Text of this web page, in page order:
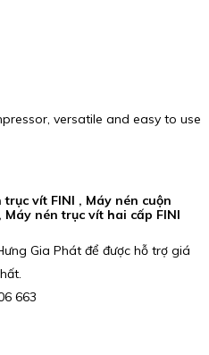
versatile and easy to use
vít FINI , Máy nén cuộn
nén trục vít hai cấp FINI
Gia Phát để được hỗ trợ giá
663